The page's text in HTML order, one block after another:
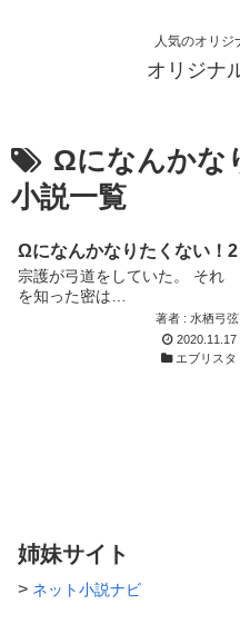
人気のオリジ
オリジナ
Ωになんかな
小説一覧
Ωになんかなりたくない！2
宗護が弓道をしていた。 それ
を知った密は…
著者 : 水栖弓弦
2020.11.17
エブリスタ
姉妹サイト
> ネット小説ナビ